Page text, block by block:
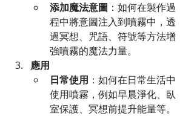
添加魔法意圖 ：如何在製作過
程中將意圖注入到噴霧中，透
過冥想、咒語、符號等方法增
強噴霧的魔法力量。
應用
日常使用 ：如何在日常生活中
使用噴霧，例如早晨淨化、臥
室保護、冥想前提升能量等。